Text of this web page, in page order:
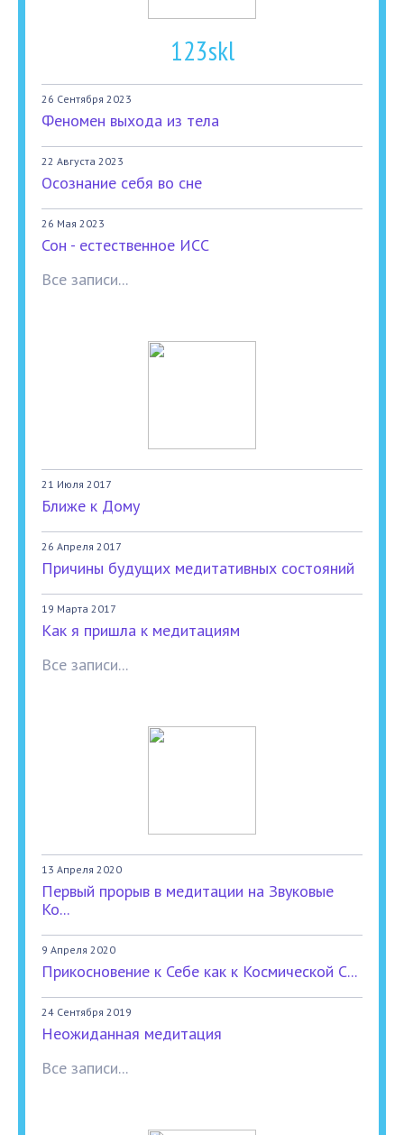
123skl
26 Сентября 2023
Феномен выхода из тела
22 Августа 2023
Осознание себя во сне
26 Мая 2023
Сон - естественное ИСС
Все записи...
21 Июля 2017
Ближе к Дому
26 Апреля 2017
Причины будущих медитативных состояний
19 Марта 2017
Как я пришла к медитациям
Все записи...
13 Апреля 2020
Первый прорыв в медитации на Звуковые
Ко...
9 Апреля 2020
Прикосновение к Себе как к Космической С...
24 Сентября 2019
Неожиданная медитация
Все записи...